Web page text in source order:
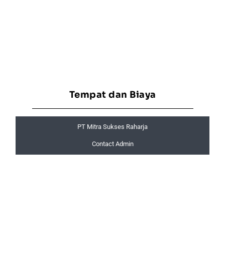
Tempat dan Biaya
PT Mitra Sukses Raharja
Contact Admin